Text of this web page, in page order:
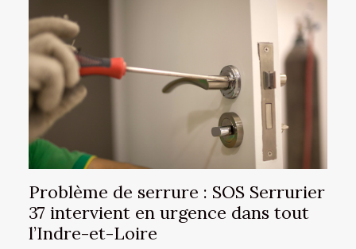
Problème de serrure : SOS Serrurier
37 intervient en urgence dans tout
l’Indre-et-Loire